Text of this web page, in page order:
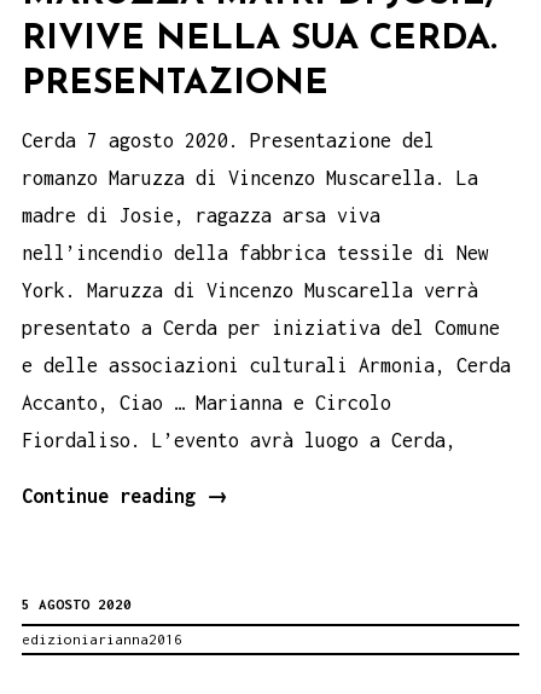
RIVIVE NELLA SUA CERDA.
PRESENTAZIONE
Cerda 7 agosto 2020. Presentazione del
romanzo Maruzza di Vincenzo Muscarella. La
madre di Josie, ragazza arsa viva
nell’incendio della fabbrica tessile di New
York. Maruzza di Vincenzo Muscarella verrà
presentato a Cerda per iniziativa del Comune
e delle associazioni culturali Armonia, Cerda
Accanto, Ciao … Marianna e Circolo
Fiordaliso. L’evento avrà luogo a Cerda,
Continue reading
Maruzza
→
5 AGOSTO 2020
edizioniarianna2016